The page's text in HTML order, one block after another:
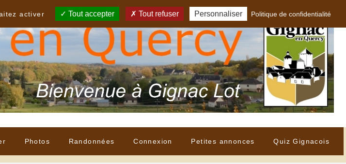
Photos Randonnées Connexion Petites annonces Quiz Gignacois
activer
Tout accepter Tout refuser Personnaliser Politique de confidentialité